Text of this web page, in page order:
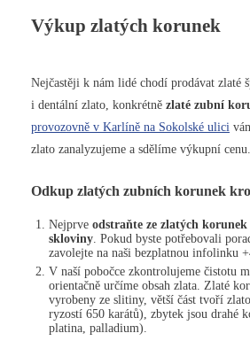
Výkup zlatých korunek
Nejčastěji k nám lidé chodí prodávat zlaté
i dentální zlato, konkrétně zlaté zubní
provozovně v Karlíně na Sokolské ulici
zlato zanalyzujeme a sdělíme výkupní cenu.
Odkup zlatých zubních korunek
Nejprve odstraňte ze zlatých
skloviny. Pokud byste potřebovali
zavolejte na naši bezplatnou infolinku
V naší pobočce zkontrolujeme čistotu
orientačně určíme obsah zlata. Zlaté
vyrobeny ze slitiny, větší část tvoří
ryzostí 650 karátů), zbytek jsou drahé
platina, palladium).